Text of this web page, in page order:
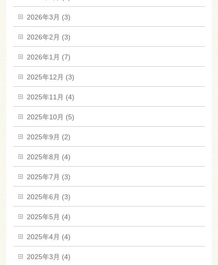
2026年3月 (3)
2026年2月 (3)
2026年1月 (7)
2025年12月 (3)
2025年11月 (4)
2025年10月 (5)
2025年9月 (2)
2025年8月 (4)
2025年7月 (3)
2025年6月 (3)
2025年5月 (4)
2025年4月 (4)
2025年3月 (4)